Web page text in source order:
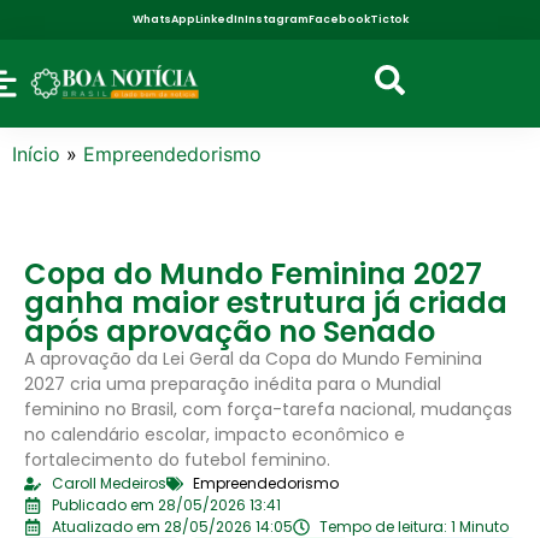
WhatsAppLinkedInInstagramFacebookTictok
Início » Empreendedorismo
Copa do Mundo Feminina 2027
ganha maior estrutura já criada
após aprovação no Senado
A aprovação da Lei Geral da Copa do Mundo Feminina
2027 cria uma preparação inédita para o Mundial
feminino no Brasil, com força-tarefa nacional, mudanças
no calendário escolar, impacto econômico e
fortalecimento do futebol feminino.
Caroll Medeiros
Empreendedorismo
Publicado em 28/05/2026 13:41
Atualizado em 28/05/2026 14:05
Tempo de leitura: 1 Minuto